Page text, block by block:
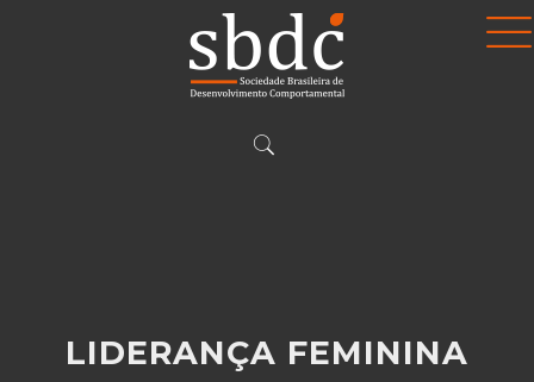
LIDERANÇA FEMININA